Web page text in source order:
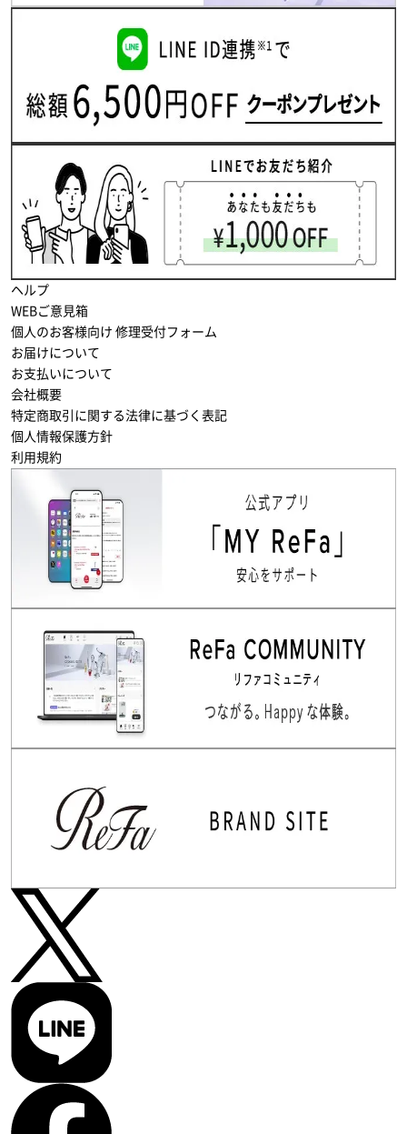
ヘルプ
WEBご意見箱
個人のお客様向け 修理受付フォーム
お届けについて
お支払いについて
会社概要
特定商取引に関する法律に基づく表記
個人情報保護方針
利用規約